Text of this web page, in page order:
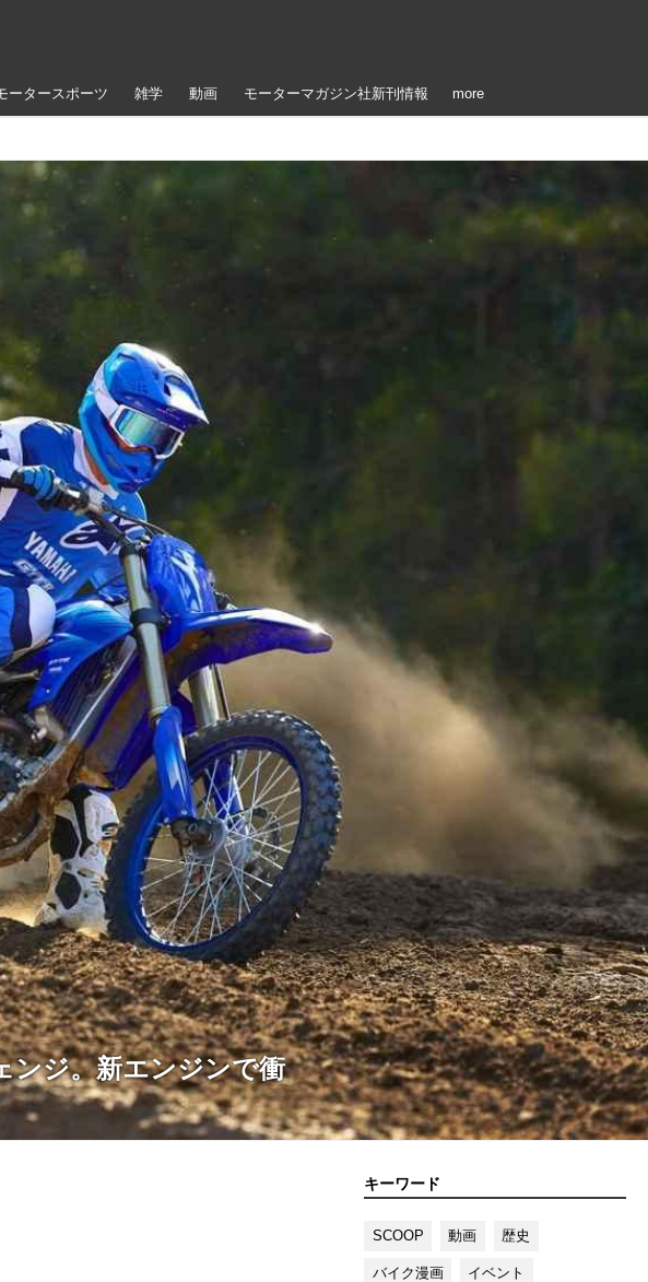
ータースポーツ 雑学 動画 モーターマガジン社新刊情報 more
ンジ。新エンジンで衝
キーワード
SCOOP 動画 歴史
バイク漫画 イベント